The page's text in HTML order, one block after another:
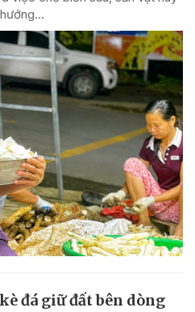
đá giữ đất bên dòng